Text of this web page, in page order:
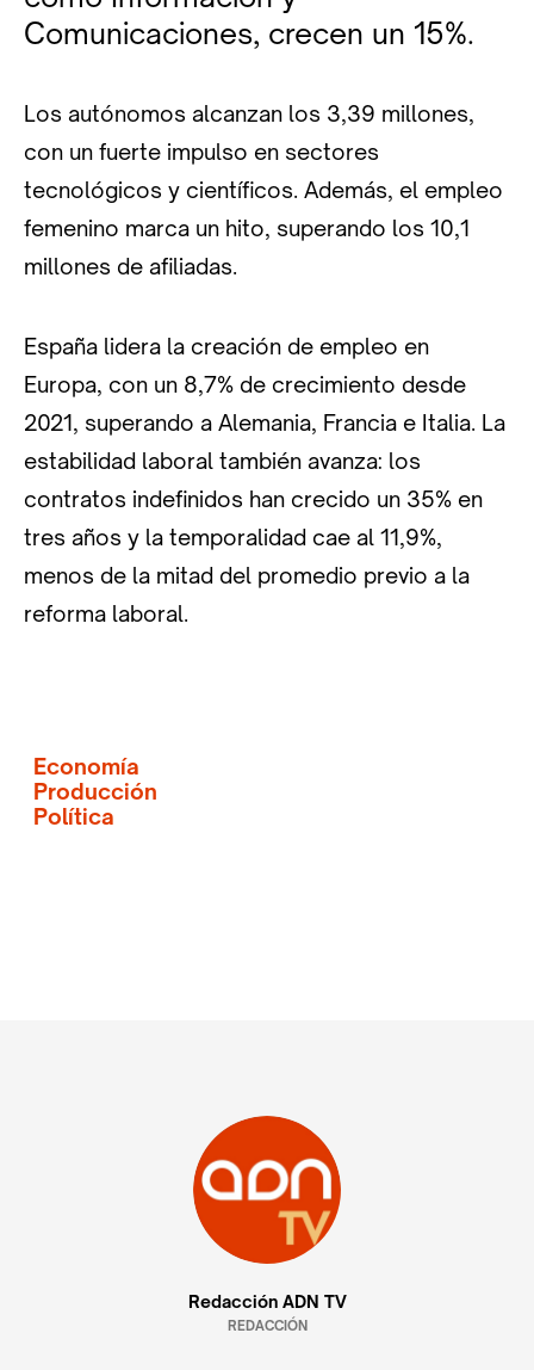
Comunicaciones, crecen un 15%.
Los autónomos alcanzan los 3,39 millones,
con un fuerte impulso en sectores
tecnológicos y científicos. Además, el empleo
femenino marca un hito, superando los 10,1
millones de afiliadas.
España lidera la creación de empleo en
Europa, con un 8,7% de crecimiento desde
2021, superando a Alemania, Francia e Italia. La
estabilidad laboral también avanza: los
contratos indefinidos han crecido un 35% en
tres años y la temporalidad cae al 11,9%,
menos de la mitad del promedio previo a la
reforma laboral.
Economía
Producción
Política
Redacción ADN TV
REDACCIÓN